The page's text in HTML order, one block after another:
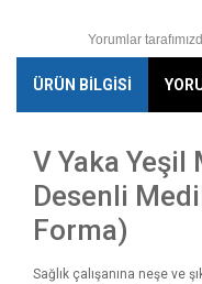
Yorumlar
ÜRÜN BİLGİSİ
V Yaka Yeşil
Desenli
Forma)
Sağlık çalışanına neşe ve